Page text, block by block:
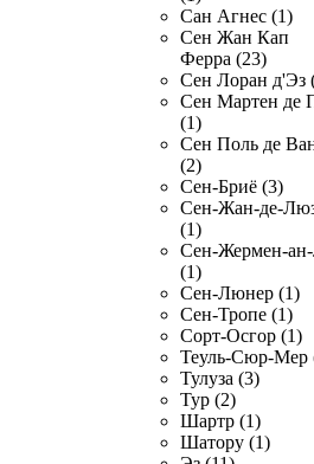
Сан Агнес (1)
Сен Жан Кап
Ферра (23)
Сен Лоран д'Эз
Сен Мартен де
(1)
Сен Поль де
(2)
Сен-Бриё (3)
Сен-Жан-де-
(1)
Сен-Жермен-
(1)
Сен-Люнер (1)
Сен-Тропе (1)
Сорт-Осгор (1)
Теуль-Сюр-Мер
Тулуза (3)
Тур (2)
Шартр (1)
Шатору (1)